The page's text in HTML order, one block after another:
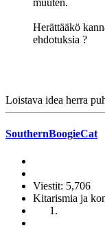
muuten.
Herättääkö
ehdotuksia ?
Loistava idea herra
SouthernBoogieCat
Viestit: 5,706
Kitarismia ja